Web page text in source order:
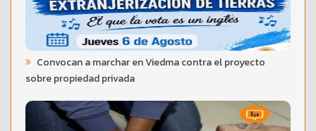
Convocan a marchar en Viedma contra el proyecto
sobre propiedad privada